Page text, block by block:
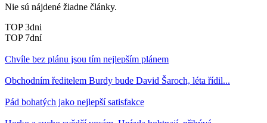
Nie sú nájdené žiadne články.
TOP 3dni
TOP 7dní
Chvíle bez plánu jsou tím nejlepším plánem
Obchodním ředitelem Burdy bude David Šaroch, léta řídil...
Pád bohatých jako nejlepší satisfakce